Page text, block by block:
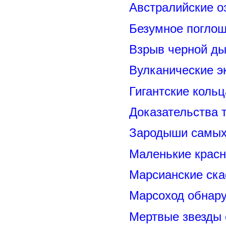
Австралийские
Безумное
Взрыв черной
Вулканические
Гигантские
Доказательства
Зародыши самых
Маленькие
Марсианские
Марсоход
Мертвые звезды